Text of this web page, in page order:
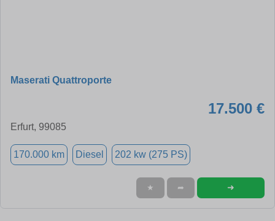
Maserati Quattroporte
17.500 €
Erfurt, 99085
170.000 km Diesel 202 kw (275 PS)
★ ➦ ➜